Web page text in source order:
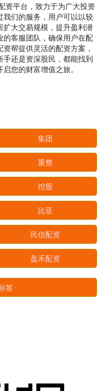
资平台，致力于为广大投资
们的服务，用户可以以较
大交易规模，提升盈利潜
客服团队，确保用户在配
帮提供灵活的配资方案，
还是资深股民，都能找到
您的财富增值之旅。
集团
重整
控股
比亚
民信配资
盈禾配资
签